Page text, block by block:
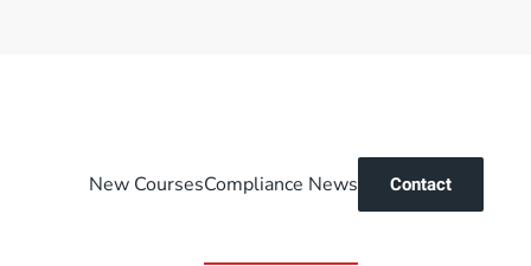
New CoursesCompliance News Contact